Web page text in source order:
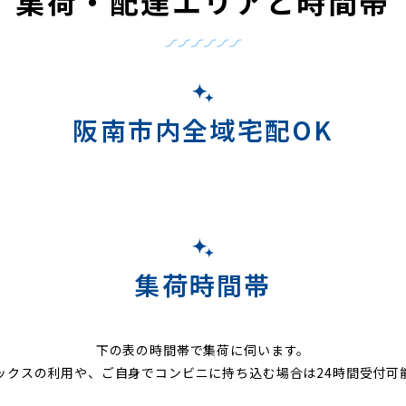
阪南市内全域宅配OK
集荷時間帯
下の表の時間帯で集荷に伺います。
クスの利用や、ご自身でコンビニに持ち込む場合は24時間受付可